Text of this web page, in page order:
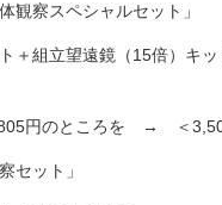
観察スペシャルセット」
＋組立望遠鏡（15倍）キ
円のところを → ＜
セット」